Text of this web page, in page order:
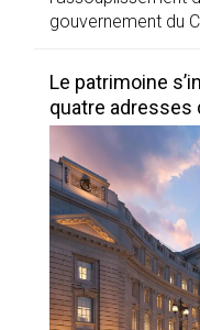
gouvernement du
Le patrimoine
quatre adresses